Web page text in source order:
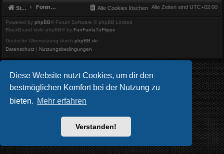
Diese Website nutzt Cookies, um dir den
bestmöglichen Komfort bei der Nutzung zu
bieten. Mehr erfahren
Verstanden!
Startseite Foren-Übersicht Alle Zeiten sind UTC+02:00
Alle Cookies löschen
Powered by phpBB® Forum Software © phpBB Limited
BlackBoard style phpBB® by FanFanlaTuFlippe
Deutsche Übersetzung durch phpBB.de
Datenschutz | Nutzungsbedingungen